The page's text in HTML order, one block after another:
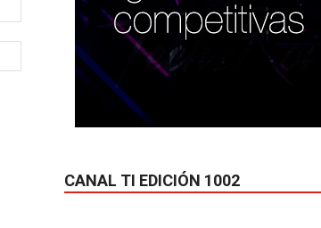
electrónico:*
web:
CANAL TI EDICIÓN 1002